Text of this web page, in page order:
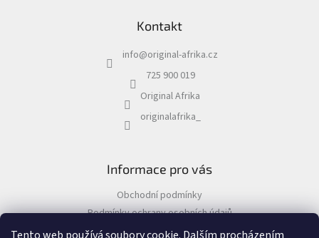
Kontakt
info@original-afrika.cz
725 900 019
Original Afrika
originalafrika_
Informace pro vás
Obchodní podmínky
Podmínky ochrany osobních údajů